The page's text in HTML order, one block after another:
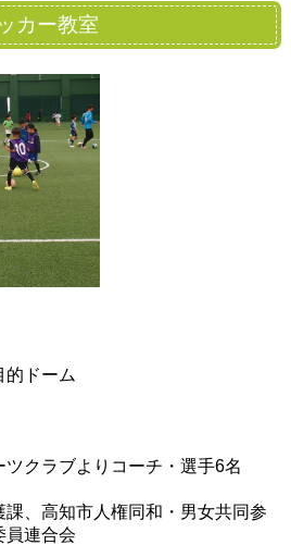
カー教室
的ドーム
クラブよりコーチ・選手6名
、高知市人権同和・男女共同参
員連合会